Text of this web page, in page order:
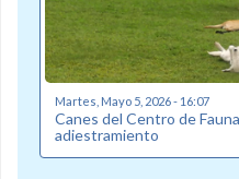
Martes, Mayo 5, 2026 - 16:07
Canes del Centro de
adiestramiento